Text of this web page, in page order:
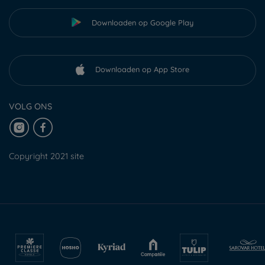
Downloaden op Google Play
Downloaden op App Store
VOLG ONS
Copyright 2021 site